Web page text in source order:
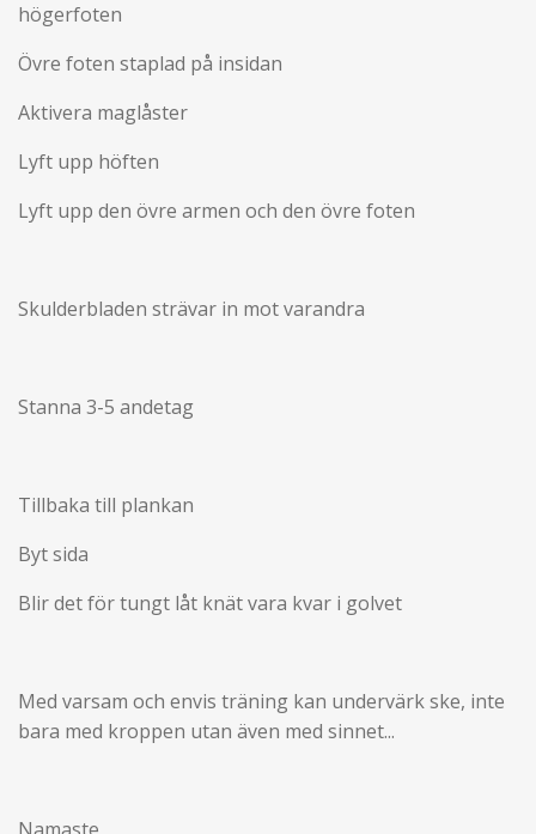
högerfoten
Övre foten staplad på insidan
Aktivera maglåster
Lyft upp höften
Lyft upp den övre armen och den övre foten
Skulderbladen strävar in mot varandra
Stanna 3-5 andetag
Tillbaka till plankan
Byt sida
Blir det för tungt låt knät vara kvar i golvet
Med varsam och envis träning kan undervärk ske, inte
bara med kroppen utan även med sinnet...